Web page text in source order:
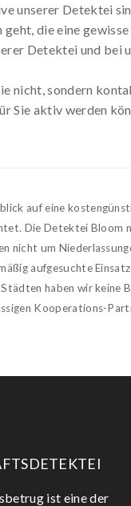
unserer Detektei
die eine
Detektei und bei
nicht, sondern
Sie aktiv werden
auf eine
Die Detektei Bloom
nicht um
aufgesuchte
haben wir keine
Kooperations-
ist eine der